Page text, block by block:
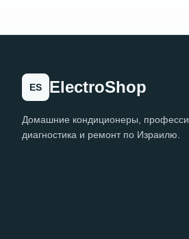
ES ElectroShop
Домашние кондиционеры,
диагностика и ремонт по Израилю.